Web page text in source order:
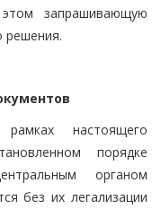
запрашивающую
решения.
настоящего
порядке
органом
без их легализации